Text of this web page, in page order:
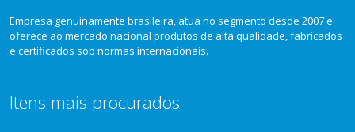
Empresa genuinamente brasileira, atua no segmento desde 2007 e
oferece ao mercado nacional produtos de alta qualidade, fabricados
e certificados sob normas internacionais.
Itens mais procurados